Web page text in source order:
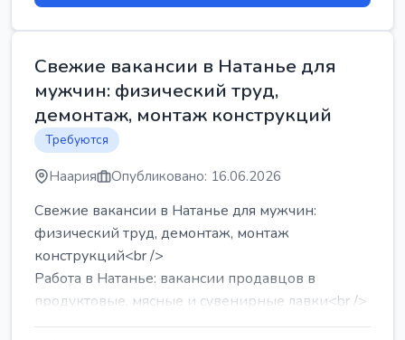
Свежие вакансии в Натанье для
мужчин: физический труд,
демонтаж, монтаж конструкций
Требуются
Наария Опубликовано: 16.06.2026
Свежие вакансии в Натанье для мужчин:
физический труд, демонтаж, монтаж
конструкций<br />
Работа в Натанье: вакансии продавцов в
продуктовые, мясные и сувенирные лавки<br />
Разнорабочий на сборку м...